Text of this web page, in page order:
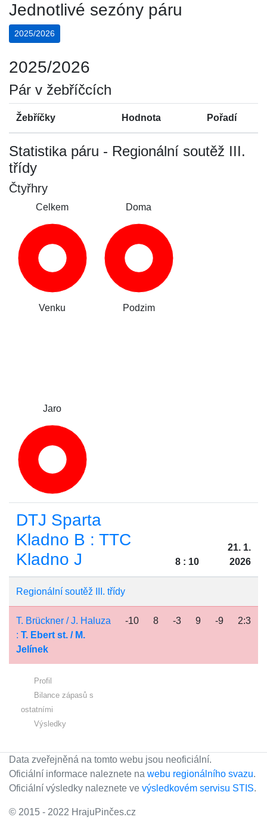
Jednotlivé sezóny páru
2025/2026
2025/2026
Pár v žebříčcích
Žebříčky Hodnota Pořadí
Statistika páru - Regionální soutěž III.
třídy
Čtyřhry
Celkem Doma
Venku Podzim
Jaro
DTJ Sparta
Kladno B : TTC
Kladno J
8 : 10
21. 1.
2026
Regionální soutěž III. třídy
T. Brückner / J. Haluza
: T. Ebert st. / M.
Jelínek
-10 8 -3 9 -9 2:3
Profil
Bilance zápasů s
ostatními
Výsledky
Data zveřejněná na tomto webu jsou neoficiální.
Oficiální informace naleznete na webu regionálního svazu.
Oficiální výsledky naleznete ve výsledkovém servisu STIS.
© 2015 - 2022 HrajuPinčes.cz